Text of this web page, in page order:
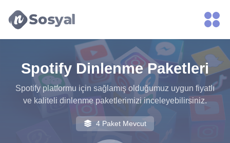
zenededeneme
vonbonusu
yarrak
dinimi
Spotify Dinlenme Paketleri
Spotify platformu için sağlamış olduğumuz uygun fiyatlı
ve kaliteli dinlenme paketlerimizi inceleyebilirsiniz.
4 Paket Mevcut